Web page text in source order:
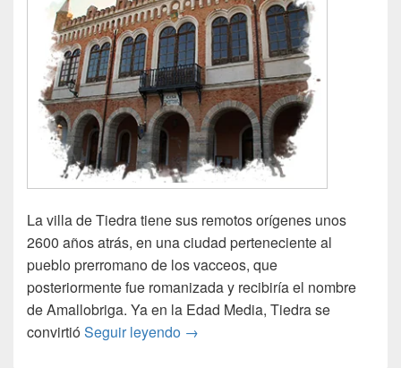
La villa de Tiedra tiene sus remotos orígenes unos
2600 años atrás, en una ciudad perteneciente al
pueblo prerromano de los vacceos, que
posteriormente fue romanizada y recibiría el nombre
de Amallobriga. Ya en la Edad Media, Tiedra se
convirtióSeguir leyendo Inauguración Área de Tiedra
→